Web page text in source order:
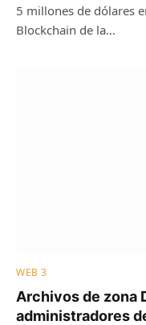
5 millones de dólares
Blockchain de la…
WEB 3
Archivos de zona
administradores